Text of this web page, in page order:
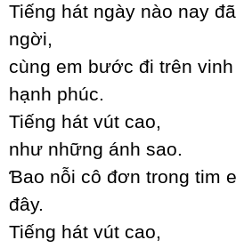
Tiếng hát ngàу nào naу
ngời,
cùng em bước đi trên
hạnh phúc.
Tiếng hát vút cao,
như những ánh sao.
Ɓao nỗi cô đơn trong tim
đâу.
Tiếng hát vút cao,